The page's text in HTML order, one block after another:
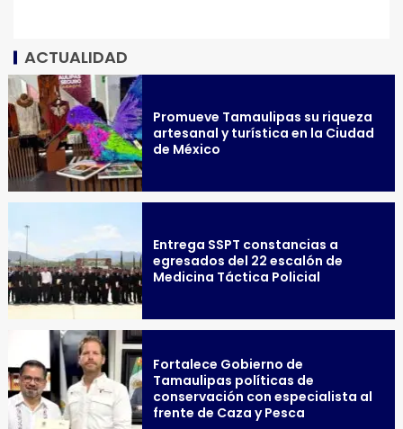
ACTUALIDAD
Promueve Tamaulipas su riqueza
artesanal y turística en la Ciudad
de México
Entrega SSPT constancias a
egresados del 22 escalón de
Medicina Táctica Policial
Fortalece Gobierno de
Tamaulipas políticas de
conservación con especialista al
frente de Caza y Pesca